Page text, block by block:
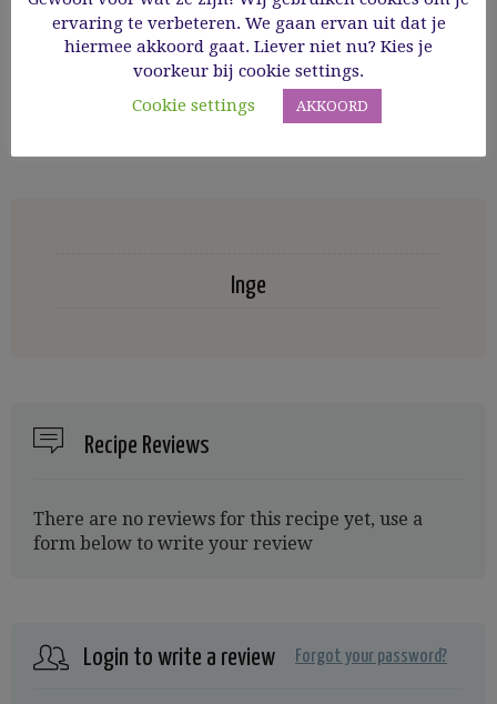
2 COMMENTS
Inge
Recipe Reviews
There are no reviews for this recipe yet, use a
form below to write your review
Login to write a review Forgot your password?
ervaring te verbeteren. We gaan ervan uit dat je
hiermee akkoord gaat. Liever niet nu? Kies je
voorkeur bij cookie settings.
Cookie settings
AKKOORD